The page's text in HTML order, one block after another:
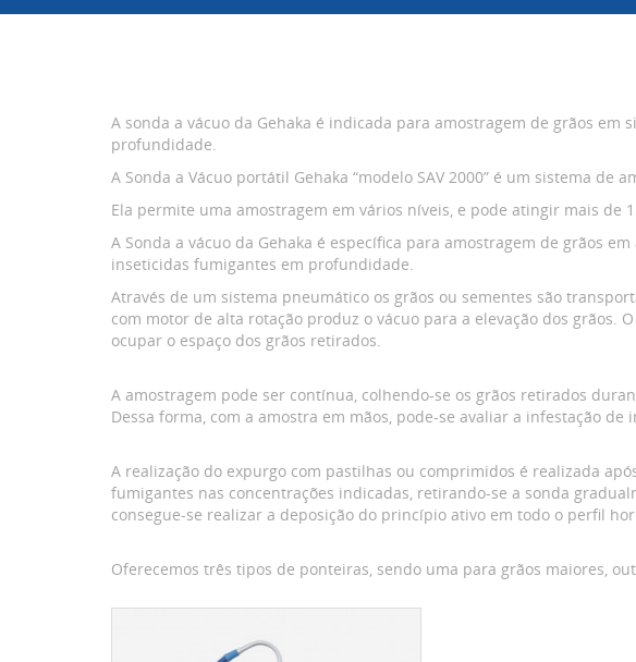
A sonda a vácuo da Gehaka é indicada para amostragem de grãos
profundidade.
A Sonda a Vácuo portátil Gehaka “modelo SAV 2000” é um sistema de
Ela permite uma amostragem em vários níveis, e pode atingir mais de
A Sonda a vácuo da Gehaka é específica para amostragem de grãos
inseticidas fumigantes em profundidade.
Através de um sistema pneumático os grãos ou sementes são
com motor de alta rotação produz o vácuo para a elevação dos
ocupar o espaço dos grãos retirados.
A amostragem pode ser contínua, colhendo-se os grãos retirados
Dessa forma, com a amostra em mãos, pode-se avaliar a infestação
A realização do expurgo com pastilhas ou comprimidos é realizada
fumigantes nas concentrações indicadas, retirando-se a sonda
consegue-se realizar a deposição do princípio ativo em todo o perfil
Oferecemos três tipos de ponteiras, sendo uma para grãos maiores,